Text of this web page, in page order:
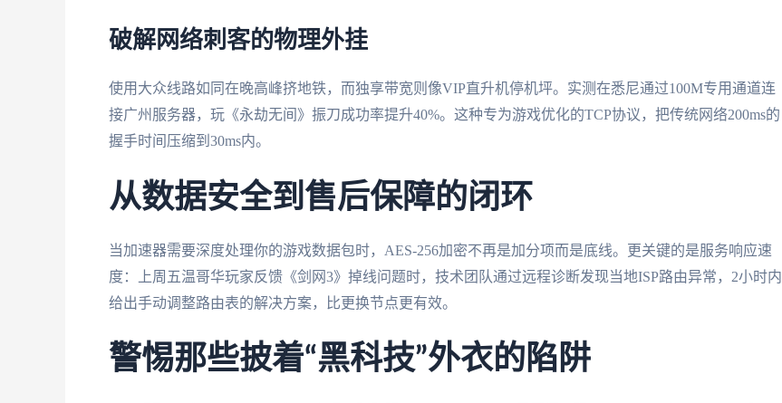
破解网络刺客的物理外挂
使用大众线路如同在晚高峰挤地铁，而独享带宽则像VIP直升机停机坪。实测在悉尼通过100M专用通道连
接广州服务器，玩《永劫无间》振刀成功率提升40%。这种专为游戏优化的TCP协议，把传统网络200ms的
握手时间压缩到30ms内。
从数据安全到售后保障的闭环
当加速器需要深度处理你的游戏数据包时，AES-256加密不再是加分项而是底线。更关键的是服务响应速
度：上周五温哥华玩家反馈《剑网3》掉线问题时，技术团队通过远程诊断发现当地ISP路由异常，2小时内
给出手动调整路由表的解决方案，比更换节点更有效。
警惕那些披着“黑科技”外衣的陷阱